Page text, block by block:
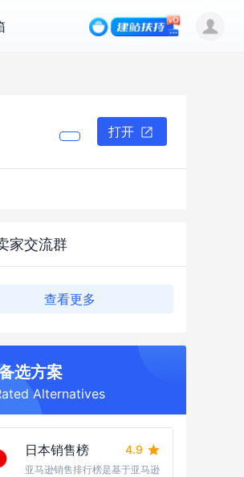
打开
家交流群
查看更多
选方案
Alternatives
日本销售榜 4.9
亚马逊销售排行榜是基于亚马逊